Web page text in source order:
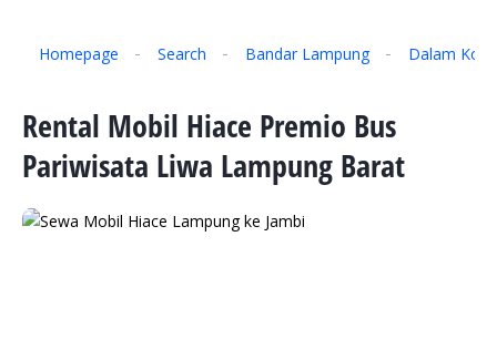
Homepage Search Bandar Lampung Dalam Kota
Rental Mobil Hiace Premio Bus
Pariwisata Liwa Lampung Barat